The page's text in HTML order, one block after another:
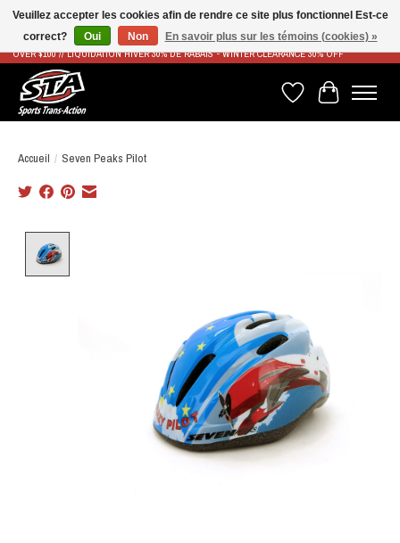
LIVRAISON RAPIDE ET GRATUITE À PARTIR DE 100$ - FAST & FREE SHIPPING ON ORDERS
OVER $100 // LIQUIDATION HIVER 30% DE RABAIS - WINTER CLEARANCE 30% OFF
Liste de souhaits
Panier
Accueil / Seven Peaks Pilot
Veuillez accepter les cookies afin de rendre ce site plus fonctionnel Est-ce
correct?
Oui Non En savoir plus sur les témoins (cookies) »